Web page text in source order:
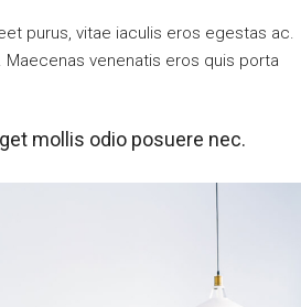
purus, vitae iaculis eros egestas ac.
venenatis eros quis porta
mollis odio posuere nec.